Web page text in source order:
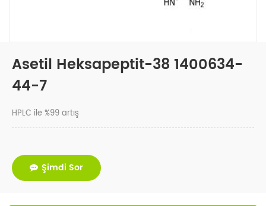
Asetil Heksapeptit-38 1400634-
44-7
HPLC ile %99 artış
Şimdi Sor